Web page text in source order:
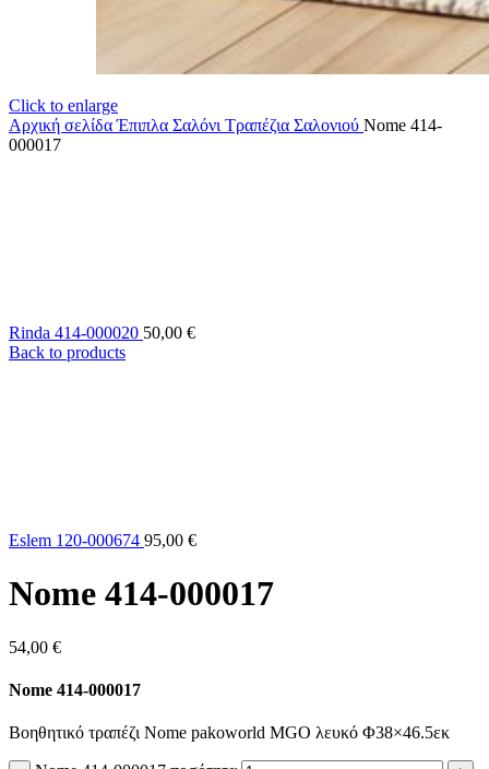
Click to enlarge
Αρχική σελίδαΈπιπλα Σαλόνι Τραπέζια Σαλονιού Nome 414-
000017
Rinda 414-000020 50,00 €
Back to products
Eslem 120-000674 95,00 €
Nome 414-000017
54,00 €
Nome 414-000017
Βοηθητικό τραπέζι Nome pakoworld MGO λευκό Φ38×46.5εκ